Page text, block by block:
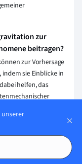
zur
beitragen?
zur Vorhersage
sie Einblicke in
helfen, das